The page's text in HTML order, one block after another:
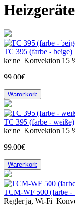
ТС 395 (farbe - beige)
keine Konvektion 15
99.00€
Warenkorb
ТС 395 (farbe - weiße)
keine Konvektion 15
99.00€
Warenkorb
TCM-WF 500 (farbe -
Regler ja, Wi-Fi